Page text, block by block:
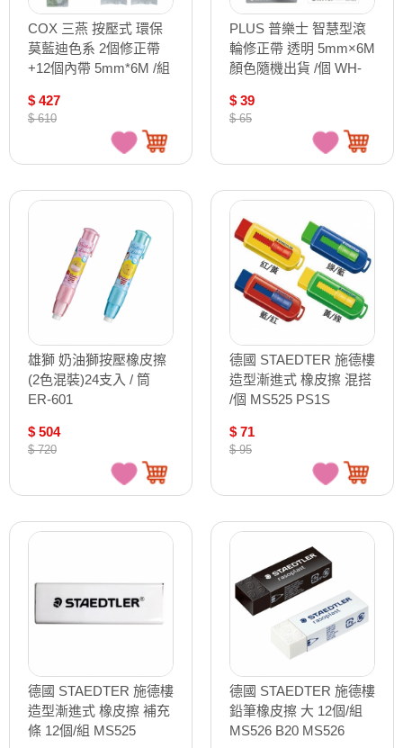
COX 三燕 按壓式 環保
莫藍迪色系 2個修正帶
+12個內帶 5mm*6M /組
$ 427
$ 610
PLUS 普樂士 智慧型滾
輪修正帶 透明 5mm×6M
顏色隨機出貨 /個 WH-
$ 39
$ 65
雄獅 奶油獅按壓橡皮擦
(2色混裝)24支入 / 筒
ER-601
$ 504
$ 720
德國 STAEDTER 施德樓
造型漸進式 橡皮擦 混搭
/個 MS525 PS1S
$ 71
$ 95
德國 STAEDTER 施德樓
造型漸進式 橡皮擦 補充
條 12個/組 MS525
德國 STAEDTER 施德樓
鉛筆橡皮擦 大 12個/組
MS526 B20 MS526